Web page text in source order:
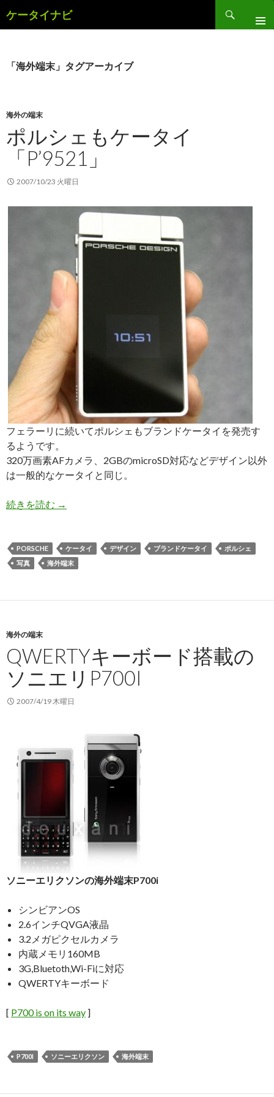
ケータイナビ
索
ン
キ
プ
「海外端末」タグアーカイブ
海外の端末
ポルシェもケータイ
「P’9521」
2007/10/23 火曜日
フェラーリに続いてポルシェもブランドケータイを発売す
るようです。
320万画素AFカメラ、2GBのmicroSD対応などデザイン以外
は一般的なケータイと同じ。
続きを読む ポ
ェ
も
→
PORSCHE ケータイ デザイン ブランドケータイ
ポルシェ
写真
海外端末
海外の端末
QWERTYキーボード搭載の
ソニエリP700I
2007/4/19 木曜日
ソニーエリクソンの海外端末P700i
シンビアンOS
2.6インチQVGA液晶
3.2メガピクセルカメラ
内蔵メモリ160MB
3G,Bluetoth,Wi-Fiに対応
QWERTYキーボード
[ P700 is on its way ]
P700I ソニーエリクソン 海外端末